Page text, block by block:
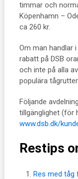
timmar och
Köpenhamn –
ca 260 kr.
Om man handlar
rabatt på DSB
och inte på alla
populära
Följande
tillgänglighet (för
www.dsb.dk/
Restips
Res med tåg